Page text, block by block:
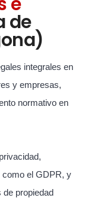
de
integrales en
y empresas,
normativo en
como el GDPR, y
de propiedad